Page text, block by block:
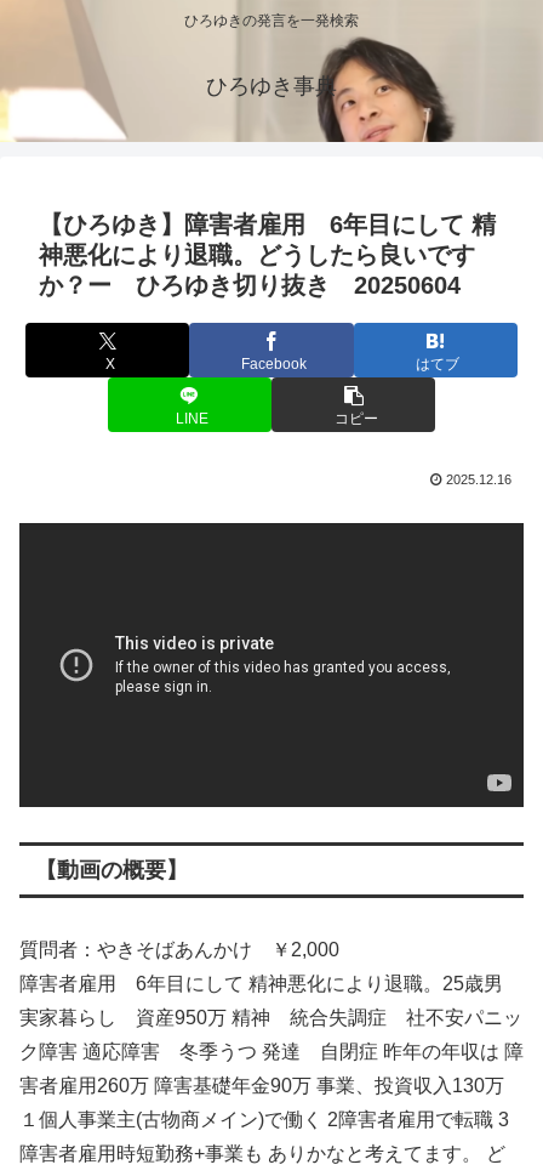
ひろゆきの発言を一発検索
ひろゆき事典
【ひろゆき】障害者雇用 6年目にして 精
神悪化により退職。どうしたら良いです
か？ー ひろゆき切り抜き 20250604
X Facebook はてブ
LINE コピー
2025.12.16
【動画の概要】
質問者：やきそばあんかけ ￥2,000
障害者雇用 6年目にして 精神悪化により退職。25歳男
実家暮らし 資産950万 精神 統合失調症 社不安パニッ
ク障害 適応障害 冬季うつ 発達 自閉症 昨年の年収は 障
害者雇用260万 障害基礎年金90万 事業、投資収入130万
１個人事業主(古物商メイン)で働く 2障害者雇用で転職 3
障害者雇用時短勤務+事業も ありかなと考えてます。 ど